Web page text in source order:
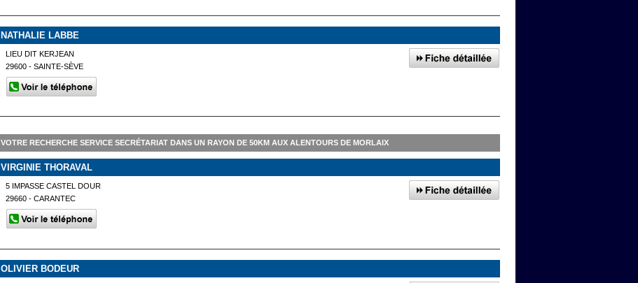
NATHALIE LABBE
LIEU DIT KERJEAN
29600 - SAINTE-SÈVE
VOTRE RECHERCHE SERVICE SECRÉTARIAT DANS UN RAYON DE 50KM AUX ALENTOURS DE MORLAIX
VIRGINIE THORAVAL
5 IMPASSE CASTEL DOUR
29660 - CARANTEC
OLIVIER BODEUR